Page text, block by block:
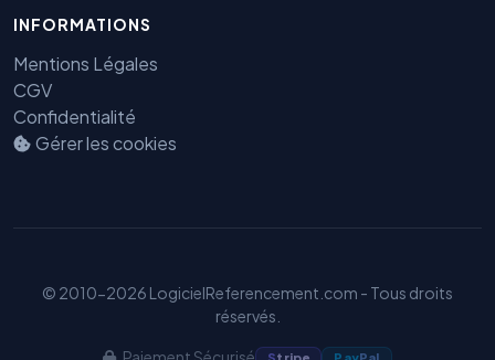
INFORMATIONS
Mentions Légales
CGV
Confidentialité
Gérer les cookies
© 2010-2026 LogicielReferencement.com - Tous droits
réservés.